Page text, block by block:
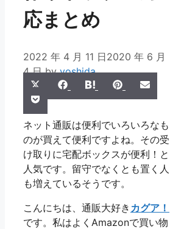
応まとめ
2022 年 4 月 11 日2020 年 6 月
4 日 byyoshida
Share
on
(Twitter)
Share
on
Facebook
Share
on
Hatena Share
on
PinterestShare
on
Share
on
Pocket
ネット通販は便利でいろいろなも
のが買えて便利ですよね。その受
け取りに宅配ボックスが便利！と
人気です。留守でなくとも置く人
も増えているそうです。
こんにちは、通販大好き カグア！
です。私はよくAmazonで買い物